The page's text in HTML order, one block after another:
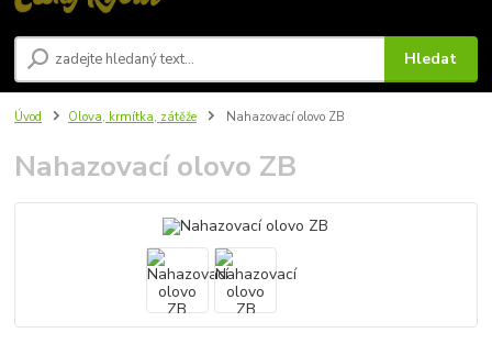
Hledat
Úvod Olova, krmítka, zátěže Nahazovací olovo ZB
Nahazovací olovo ZB